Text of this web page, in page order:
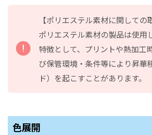
【ポリエステル素材に関しての
ポリエステル素材の製品は使用
特徴として、プリントや熱加工
び保管環境・条件等により昇華
ド）を起こすことがあります。
色展開